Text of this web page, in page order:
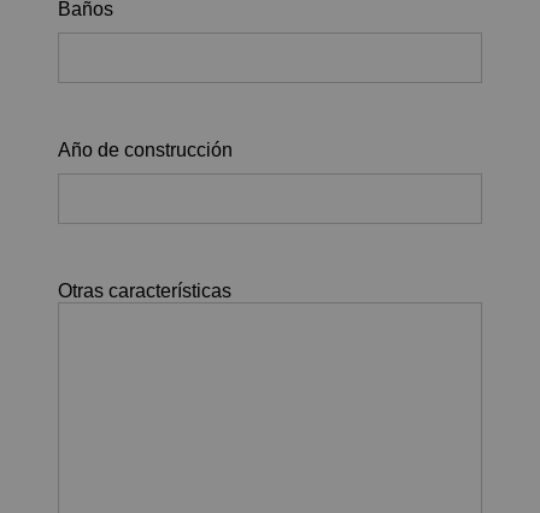
Baños
Año de construcción
Otras características